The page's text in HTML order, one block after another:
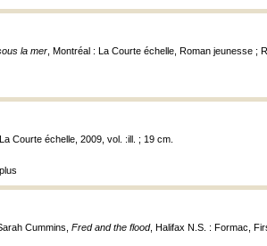
la mer , Montréal : La Courte échelle, Roman jeunesse ;
Courte échelle, 2009, vol. :ill. ; 19 cm.
Cummins, Fred and the flood, Halifax N.S. : Formac,